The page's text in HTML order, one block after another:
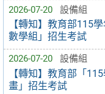
2026-07-20 設備組
【轉知】教育部115
數學組」招生考試
2026-07-20 設備組
【轉知】教育部「
畫」招生考試